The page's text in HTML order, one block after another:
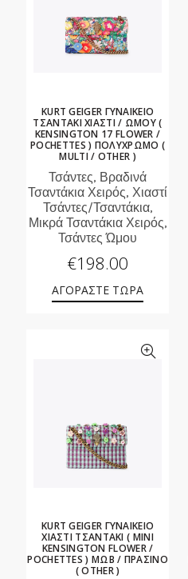
KURT GEIGER ΓΥΝΑΙΚΕΙΟ
ΤΣΑΝΤΑΚΙ ΧΙΑΣΤΙ / ΩΜΟΥ (
KENSINGTON 17 FLOWER /
POCHETTES ) ΠΟΛΥΧΡΩΜΟ (
MULTI / OTHER )
Τσάντες, Βραδινά
Τσαντάκια Χειρός, Χιαστί
Τσάντες/Τσαντάκια,
Μικρά Τσαντάκια Χειρός,
Τσάντες Ώμου
€198.00
ΑΓΟΡΑΣΤΕ ΤΩΡΑ
KURT GEIGER ΓΥΝΑΙΚΕΙΟ
ΧΙΑΣΤΙ ΤΣΑΝΤΑΚΙ ( MINI
KENSINGTON FLOWER /
POCHETTES ) ΜΩΒ / ΠΡΑΣΙΝΟ
( OTHER )